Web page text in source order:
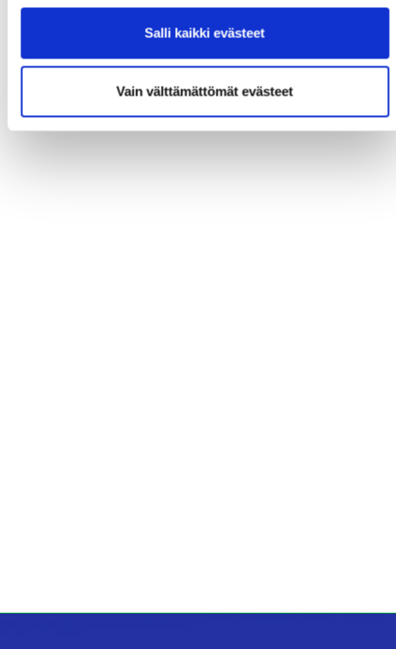
Salli kaikki evästeet
Vain välttämättömät evästeet